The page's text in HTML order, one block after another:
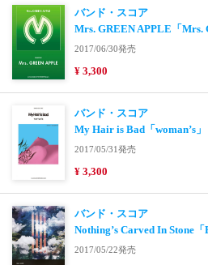
バンド・スコア
Mrs. GREEN APPLE「Mrs.
2017/06/30発売
¥ 3,300
バンド・スコア
My Hair is Bad「woman’s」
2017/05/31発売
¥ 3,300
バンド・スコア
Nothing’s Carved In Stone「
2017/05/22発売